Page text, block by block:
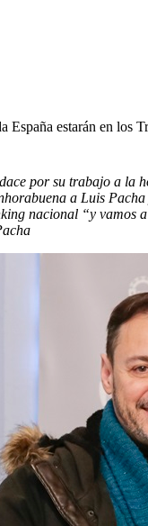
España estarán en los
por su trabajo a la
a Luis
nacional “y vamos